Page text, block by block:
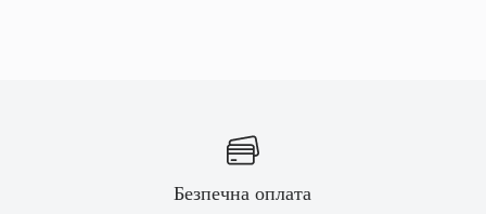
Безпечна оплата